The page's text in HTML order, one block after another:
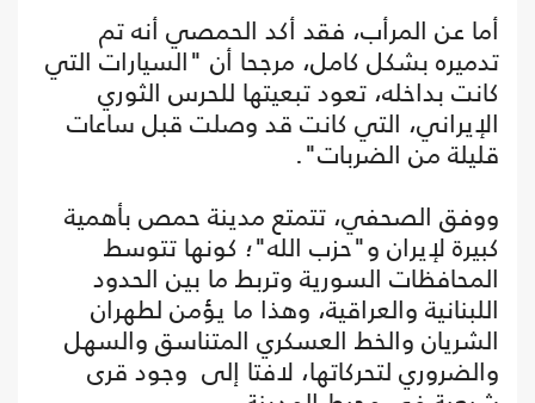
أما عن المرأب، فقد أكد الحمصي أنه تم
تدميره بشكل كامل، مرجحا أن "السيارات التي
كانت بداخله، تعود تبعيتها للحرس الثوري
الإيراني، التي كانت قد وصلت قبل ساعات
قليلة من الضربات".
ووفق الصحفي، تتمتع مدينة حمص بأهمية
كبيرة لإيران و"حزب الله"؛ كونها تتوسط
المحافظات السورية وتربط ما بين الحدود
اللبنانية والعراقية، وهذا ما يؤمن لطهران
الشريان والخط العسكري المتناسق والسهل
والضروري لتحركاتها، لافتا إلى وجود قرى